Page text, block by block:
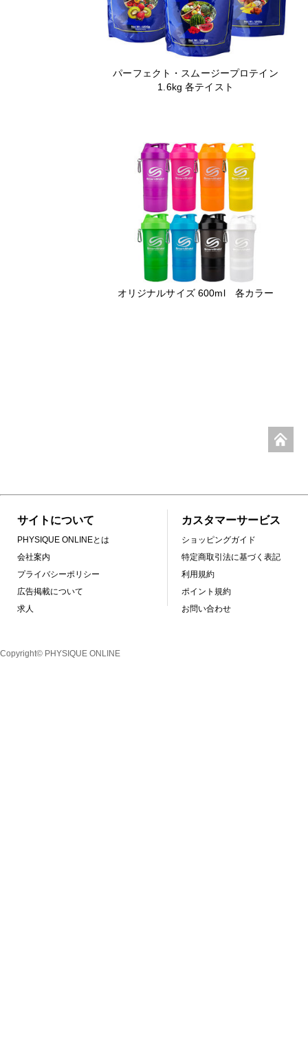
パーフェクト・スムージープロテイン
1.6kg 各テイスト
オリジナルサイズ 600ml 各カラー
サイトについて
PHYSIQUE ONLINEとは
会社案内
プライバシーポリシー
広告掲載について
求人
カスタマーサービス
ショッピングガイド
特定商取引法に基づく表記
利用規約
ポイント規約
お問い合わせ
Copyright© PHYSIQUE ONLINE